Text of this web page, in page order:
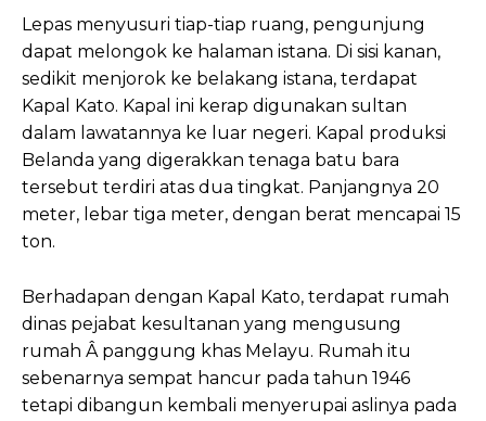
Lepas menyusuri tiap-tiap ruang, pengunjung
dapat melongok ke halaman istana. Di sisi kanan,
sedikit menjorok ke belakang istana, terdapat
Kapal Kato. Kapal ini kerap digunakan sultan
dalam lawatannya ke luar negeri. Kapal produksi
Belanda yang digerakkan tenaga batu bara
tersebut terdiri atas dua tingkat. Panjangnya 20
meter, lebar tiga meter, dengan berat mencapai 15
ton.
Berhadapan dengan Kapal Kato, terdapat rumah
dinas pejabat kesultanan yang mengusung
rumah Â panggung khas Melayu. Rumah itu
sebenarnya sempat hancur pada tahun 1946
tetapi dibangun kembali menyerupai aslinya pada